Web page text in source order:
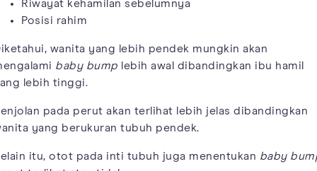
Riwayat kehamilan sebelumnya
Posisi rahim
wanita yang lebih pendek mungkin akan
baby bump lebih awal dibandingkan ibu hamil
lebih tinggi.
pada perut akan terlihat lebih jelas dibandingkan
yang berukuran tubuh pendek.
itu, otot pada inti tubuh juga menentukan baby